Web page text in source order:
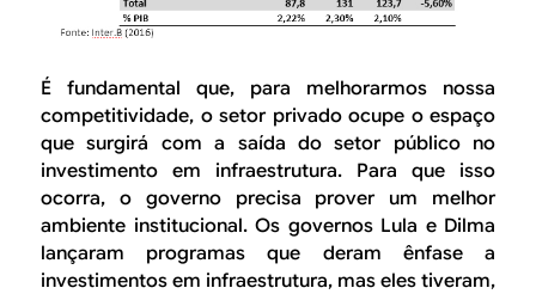
É fundamental que, para melhorarmos nossa
competitividade, o setor privado ocupe o espaço
que surgirá com a saída do setor público no
investimento em infraestrutura. Para que isso
ocorra, o governo precisa prover um melhor
ambiente institucional. Os governos Lula e Dilma
lançaram programas que deram ênfase a
investimentos em infraestrutura, mas eles tiveram,